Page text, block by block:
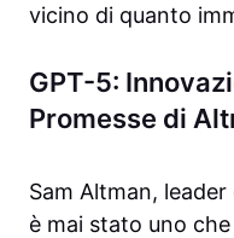
vicino di quanto
GPT-5:
Promesse di
Sam Altman,
è mai stato uno